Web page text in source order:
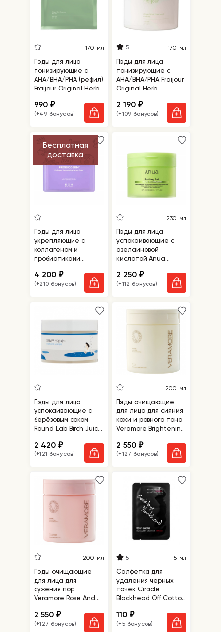
170 мл
Пэды для лица
тонизирующие с
АНА/ВНА/РНА (рефил)
Fraijour Original Herb
Refill
990₽
(+49 бонусов)
5 170 мл
Пэды для лица
тонизирующие с
АНА/ВНА/РНА Fraijour
Original Herb
2 190₽
(+109 бонусов)
Бесплатная
доставка
Пэды для лица
укрепляющие с
коллагеном и
пробиотиками
Probioderm Collagen
Remodeling Serum
4 200₽
(+210 бонусов)
230 мл
Пэды для лица
успокаивающие с
азелаиновой
кислотой Anua
Redness Soothing
Pad
2 250₽
(+112 бонусов)
Пэды для лица
успокаивающие с
берёзовым соком
Round Lab Birch Juice
2 420₽
(+121 бонусов)
200 мл
Пэды очищающие
для лица для сияния
кожи и ровного тона
Veramore Brightening
2 550₽
(+127 бонусов)
200 мл
Пэды очищающие
для лица для
сужения пор
Veramore Rose And
Cleansing Pad
2 550₽
(+127 бонусов)
5 5 мл
Салфетка для
удаления черных
точек Ciracle
Blackhead Off Cotton
110₽
(+5 бонусов)